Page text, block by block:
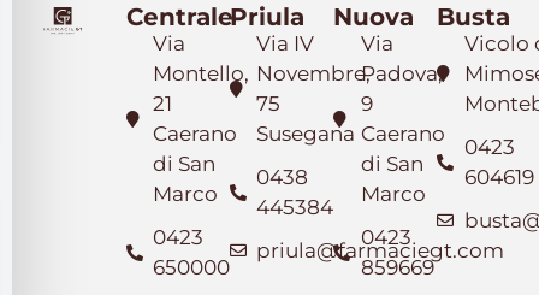
Centrale
Via
Montello,
21
Caerano
di San
Marco
0423
650000
Priula
Via IV
Novembre,
75
Susegana
0438
445384
priula@farmaciegt.com
Nuova
Via
Padova,
9
Caerano
di San
Marco
0423
859669
Busta
Vicolo
0423
604619